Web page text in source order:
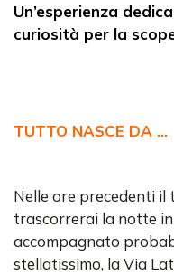
Un’esperienza
curiosità per la
TUTTO NASCE DA …
Nelle ore precedenti
trascorrerai la notte
accompagnato
stellatissimo, la Via